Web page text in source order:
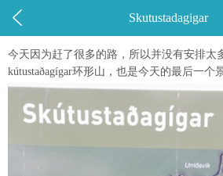
 Skutustadagigar
今天因为赶了很多的路，所以并没有安排太
kútustaðagígar环形山，也是今天的最后一个